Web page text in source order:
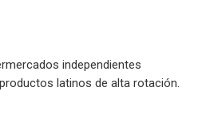
independientes
latinos de alta rotación.